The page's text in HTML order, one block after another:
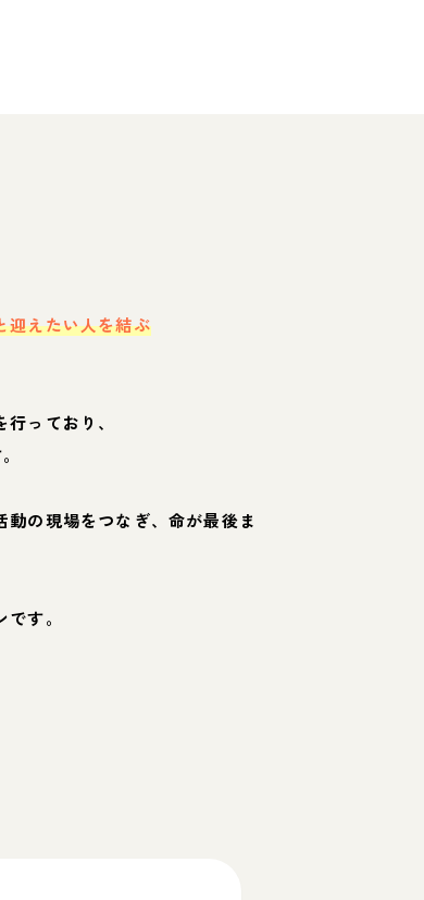
迎えたい人を結ぶ
っており、
の現場をつなぎ、命が最後ま
す。